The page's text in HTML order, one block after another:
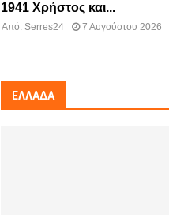
1941 Χρήστος και...
Από: Serres24 7 Αυγούστου 2026
ΕΛΛΆΔΑ